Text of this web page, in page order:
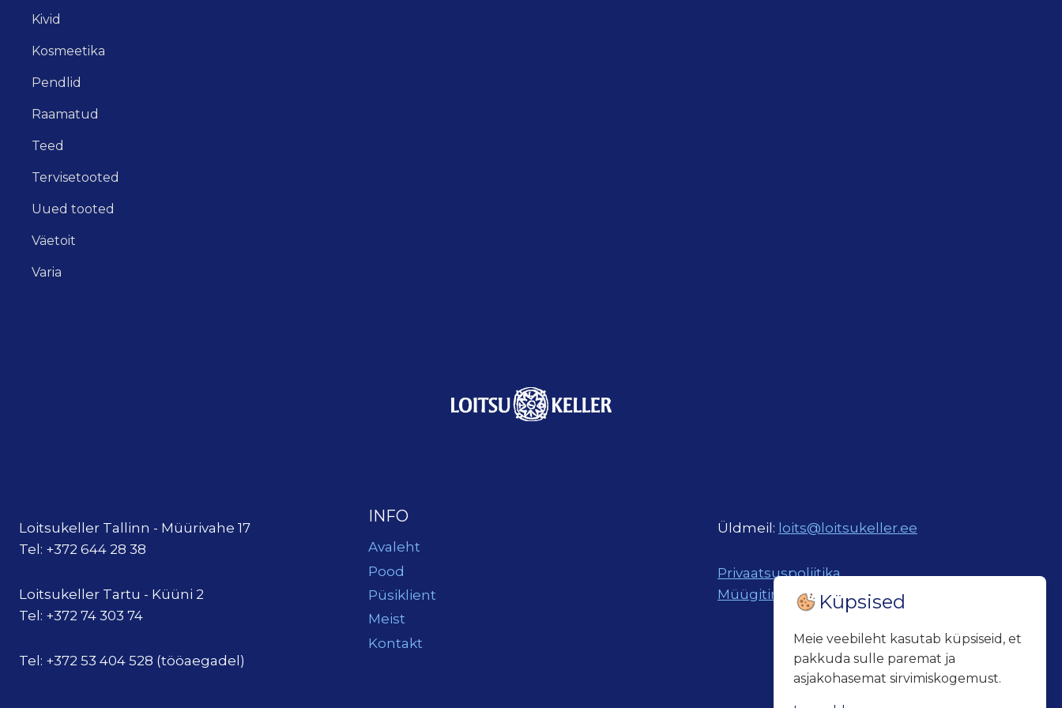
Kivid
Kosmeetika
Pendlid
Raamatud
Teed
Tervisetooted
Uued tooted
Väetoit
Varia
Loitsukeller Tallinn - Müürivahe 17
Tel: +372 644 28 38
Loitsukeller Tartu - Küüni 2
Tel: +372 74 303 74
Tel: +372 53 404 528 (tööaegadel)
INFO
Avaleht
Pood
Püsiklient
Meist
Kontakt
Üldmeil: loits@loitsukeller.ee
Privaatsuspoliitika
MüügitingimusedKüpsised
Meie veebileht kasutab küpsiseid, et
pakkuda sulle paremat ja
asjakohasemat sirvimiskogemust.